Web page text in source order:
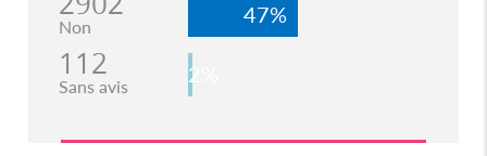
Non 47%
112
Sans avis 2%